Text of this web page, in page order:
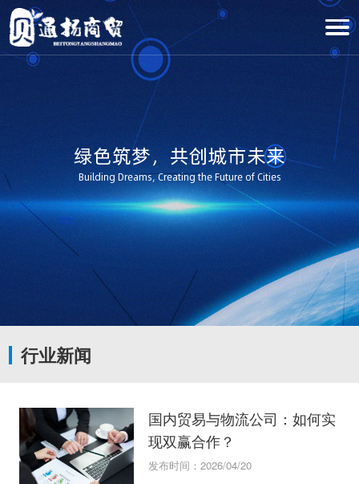
绿色筑梦，共创城市未来
Building Dreams, Creating the Future of Cities
行业新闻
国内贸易与物流公司：如何实
现双赢合作？
发布时间：2026/04/20